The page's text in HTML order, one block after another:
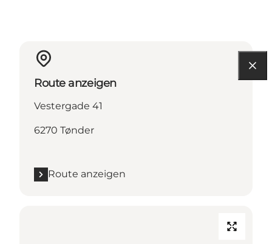
Route anzeigen
Vestergade 41
6270 Tønder
Route anzeigen